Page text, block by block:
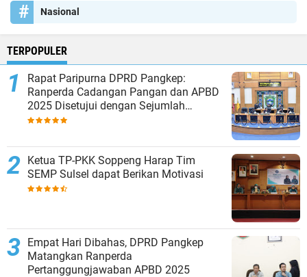
Nasional
TERPOPULER
Rapat Paripurna DPRD Pangkep:
Ranperda Cadangan Pangan dan APBD
2025 Disetujui dengan Sejumlah
Catatan
Ketua TP-PKK Soppeng Harap Tim
SEMP Sulsel dapat Berikan Motivasi
Empat Hari Dibahas, DPRD Pangkep
Matangkan Ranperda
Pertanggungjawaban APBD 2025